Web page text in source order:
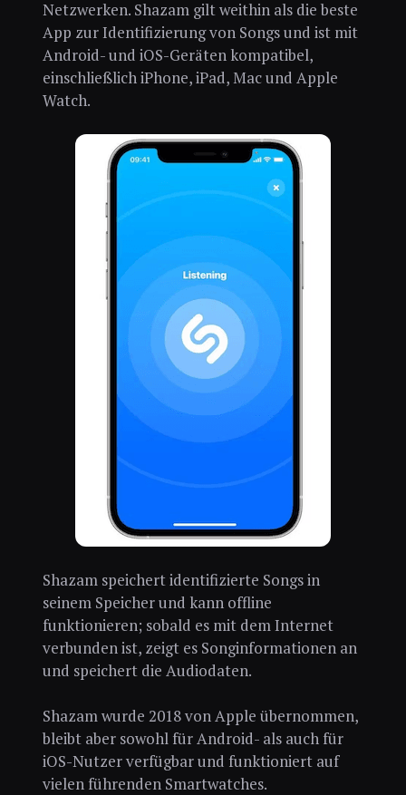
Netzwerken. Shazam gilt weithin als die beste
App zur Identifizierung von Songs und ist mit
Android- und iOS-Geräten kompatibel,
einschließlich iPhone, iPad, Mac und Apple
Watch.
Shazam speichert identifizierte Songs in
seinem Speicher und kann offline
funktionieren; sobald es mit dem Internet
verbunden ist, zeigt es Songinformationen an
und speichert die Audiodaten.
Shazam wurde 2018 von Apple übernommen,
bleibt aber sowohl für Android- als auch für
iOS-Nutzer verfügbar und funktioniert auf
vielen führenden Smartwatches.